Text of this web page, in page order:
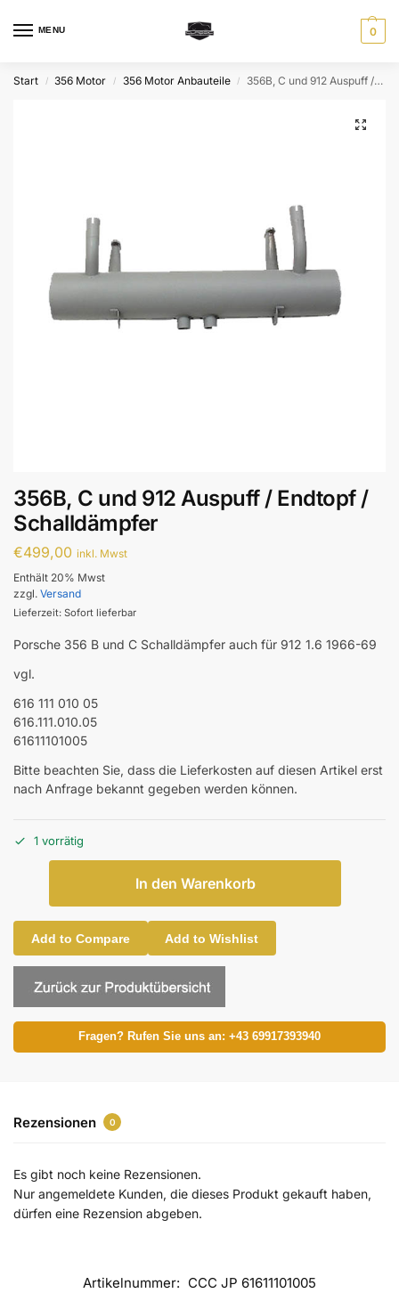
MENU 0
Start / 356 Motor / 356 Motor Anbauteile / 356B, C und 912 Auspuff / Endtopf / Schalldämpfer
356B, C und 912 Auspuff / Endtopf /
Schalldämpfer
€499,00 inkl. Mwst
Enthält 20% Mwst
zzgl. Versand
Lieferzeit: Sofort lieferbar
Porsche 356 B und C Schalldämpfer auch für 912 1.6 1966-69
vgl.
616 111 010 05
616.111.010.05
61611101005
Bitte beachten Sie, dass die Lieferkosten auf diesen Artikel erst
nach Anfrage bekannt gegeben werden können.
1 vorrätig
In den Warenkorb
Add to Compare Add to Wishlist
Fragen? Rufen Sie uns an: +43 69917393940
Rezensionen 0
Es gibt noch keine Rezensionen.
Nur angemeldete Kunden, die dieses Produkt gekauft haben,
dürfen eine Rezension abgeben.
Artikelnummer: CCC JP 61611101005